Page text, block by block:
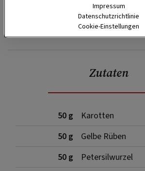
SPEICHERN DRUCKEN
Zutaten
50 g
Karotten
50 g
Gelbe Rüben
50 g
Petersilwurzel
Impressum
Datenschutzrichtlinie
Cookie-Einstellungen